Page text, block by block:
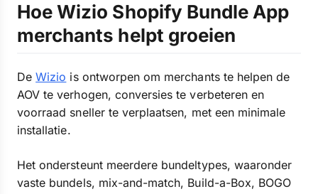
Hoe Wizio Shopify Bundle App
merchants helpt groeien
DeWizio is ontworpen om merchants te helpen de
AOV te verhogen, conversies te verbeteren en
voorraad sneller te verplaatsen, met een minimale
installatie.
Het ondersteunt meerdere bundeltypes, waaronder
vaste bundels, mix-and-match, Build-a-Box, BOGO